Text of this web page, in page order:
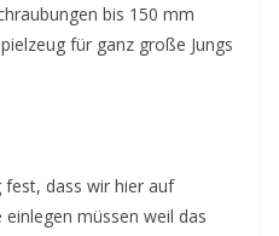
bis 150 mm
für ganz große Jungs
dass wir hier auf
müssen weil das